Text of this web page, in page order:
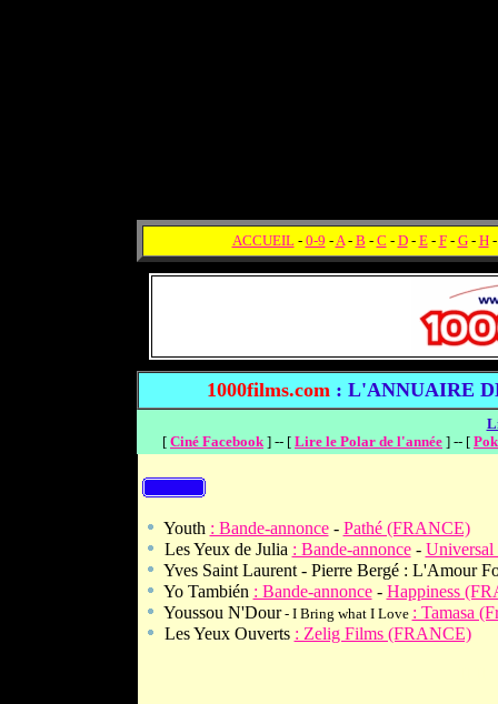
ACCUEIL- 0-9 -A- B - C - D- E- F- G- H
1000films.com : L'ANNUAIRE
Youth : Bande-annonce- Pathé (FRANCE)
Les Yeux de Julia : Bande-annonce-
Yves Saint Laurent - Pierre Bergé : L'Amour
Yo También : Bande-annonce- Happiness
Youssou N'Dour- I Bring what I Love : Tamasa
Les Yeux Ouverts : Zelig Films (FRANCE)